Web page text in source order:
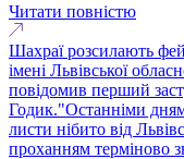
Читати повністю
Шахраї розсилають
імені Львівської
повідомив перший
Годик."Останніми
листи нібито від
проханням терміново